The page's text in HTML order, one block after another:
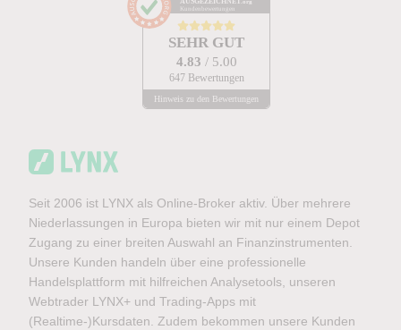
AUSGEZEICHNET .org
Kundenbewertungen
SEHR GUT
4.83 / 5.00
647 Bewertungen
Hinweis zu den Bewertungen
Seit 2006 ist LYNX als Online-Broker aktiv. Über mehrere
Niederlassungen in Europa bieten wir mit nur einem Depot
Zugang zu einer breiten Auswahl an Finanzinstrumenten.
Unsere Kunden handeln über eine professionelle
Handelsplattform mit hilfreichen Analysetools, unseren
Webtrader LYNX+ und Trading-Apps mit
(Realtime-)Kursdaten. Zudem bekommen unsere Kunden